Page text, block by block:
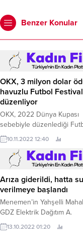
Benzer Konular
OKX, 3 milyon dolar
havuzlu Futbol
düzenliyor
OKX, 2022 Dünya Kupası
sebebiyle düzenlediği
Festivali aracılığıyla kripto
ekosistemindeki
buluşuyor.
10.11.2022 12:40
Arıza giderildi, hatta su
verilmeye başlandı
Menemen’in Yahşelli
GDZ Elektrik Dağıtım A.
13.10.2022 01:20